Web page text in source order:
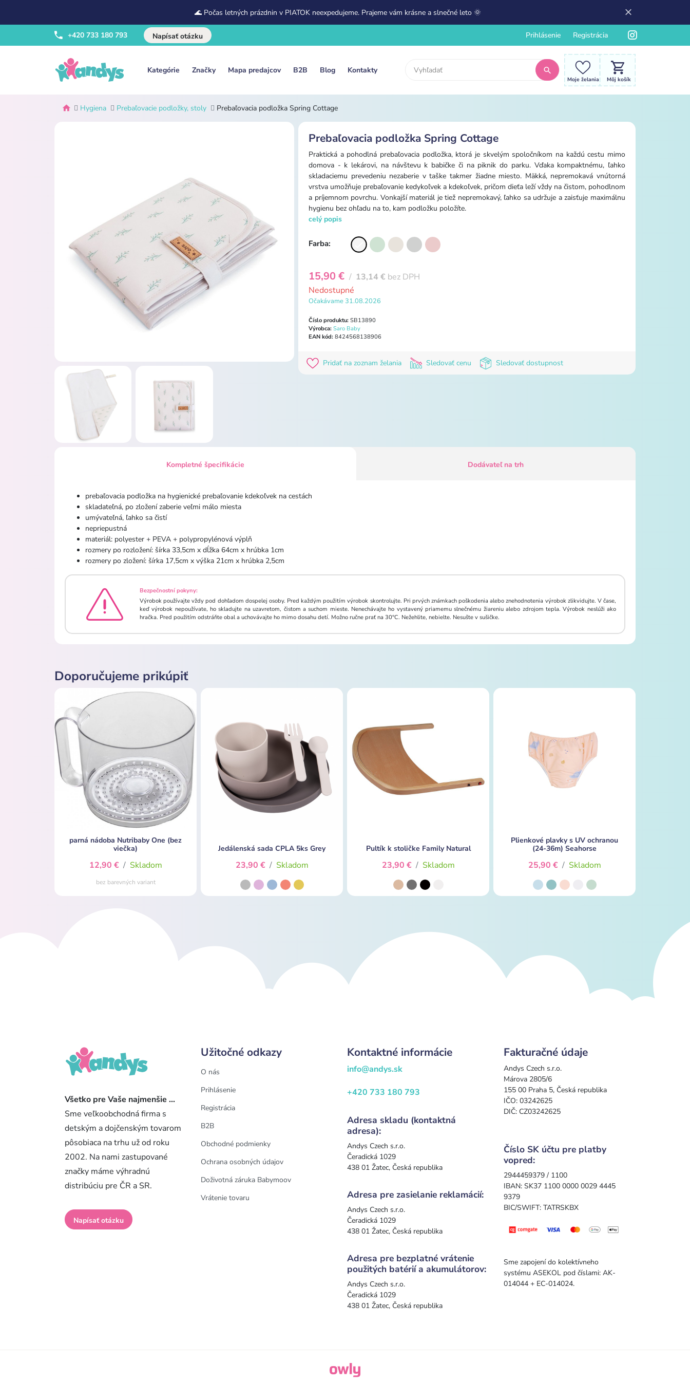
🌊 Počas letných prázdnin v PIATOK neexpedujeme. Prajeme vám krásne a slnečné leto 🌞
+420 733 180 793 Napísať otázku Prihlásenie Registrácia
Kategórie Značky Mapa predajcov B2B Blog Kontakty
Moje želania Môj košík
Hygiena Prebaľovacie podložky, stoly Prebaľovacia podložka Spring Cottage
Prebaľovacia podložka Spring Cottage
Praktická a pohodlná prebaľovacia podložka, ktorá je skvelým spoločníkom na každú cestu mimo
domova - k lekárovi, na návštevu k babičke či na piknik do parku. Vďaka kompaktnému, ľahko
skladaciemu prevedeniu nezaberie v taške takmer žiadne miesto. Mäkká, nepremokavá vnútorná
vrstva umožňuje prebaľovanie kedykoľvek a kdekoľvek, pričom dieťa leží vždy na čistom, pohodlnom
a príjemnom povrchu. Vonkajší materiál je tiež nepremokavý, ľahko sa udržuje a zaisťuje maximálnu
hygienu bez ohľadu na to, kam podložku položíte.
celý popis
Farba:
15,90 € / 13,14 € bez DPH
Nedostupné
Očakávame 31.08.2026
Číslo produktu: SB13890
Výrobca: Saro Baby
EAN kód: 8424568138906
Pridať na zoznam želania Sledovať cenu Sledovať dostupnost
Kompletné špecifikácie Dodávateľ na trh
prebaľovacia podložka na hygienické prebaľovanie kdekoľvek na cestách
skladateľná, po zložení zaberie veľmi málo miesta
umývateľná, ľahko sa čistí
nepriepustná
materiál: polyester + PEVA + polypropylénová výplň
rozmery po rozložení: šírka 33,5cm x dĺžka 64cm x hrúbka 1cm
rozmery po zložení: šírka 17,5cm x výška 21cm x hrúbka 2,5cm
Bezpečnostní pokyny:
Výrobok používajte vždy pod dohľadom dospelej osoby. Pred každým použitím výrobok skontrolujte. Pri prvých známkach poškodenia alebo znehodnotenia výrobok zlikvidujte. V čase,
keď výrobok nepoužívate, ho skladujte na uzavretom, čistom a suchom mieste. Nenechávajte ho vystavený priamemu slnečnému žiareniu alebo zdrojom tepla. Výrobok neslúži ako
hračka. Pred použitím odstráňte obal a uchovávajte ho mimo dosahu detí. Možno ručne prať na 30°C. Nežehlite, nebielte. Nesušte v sušičke.
Doporučujeme prikúpiť
parná nádoba Nutribaby One (bez
viečka)
12,90 € / Skladom
bez barevných variant
Jedálenská sada CPLA 5ks Grey
23,90 € / Skladom
Pultík k stoličke Family Natural
23,90 € / Skladom
Plienkové plavky s UV ochranou
(24-36m) Seahorse
25,90 € / Skladom
Všetko pre Vaše najmenšie ...
Sme veľkoobchodná firma s
detským a dojčenským tovarom
pôsobiaca na trhu už od roku
2002. Na nami zastupované
značky máme výhradnú
distribúciu pre ČR a SR.
Napísať otázku
Užitočné odkazy
O nás
Prihlásenie
Registrácia
B2B
Obchodné podmienky
Ochrana osobných údajov
Doživotná záruka Babymoov
Vrátenie tovaru
Kontaktné informácie
info@andys.sk
+420 733 180 793
Adresa skladu (kontaktná
adresa):
Andys Czech s.r.o.
Čeradická 1029
438 01 Žatec, Česká republika
Adresa pre zasielanie reklamácií:
Andys Czech s.r.o.
Čeradická 1029
438 01 Žatec, Česká republika
Adresa pre bezplatné vrátenie
použitých batérií a akumulátorov:
Andys Czech s.r.o.
Čeradická 1029
438 01 Žatec, Česká republika
Fakturačné údaje
Andys Czech s.r.o.
Márova 2805/6
155 00 Praha 5, Česká republika
IČO: 03242625
DIČ: CZ03242625
Číslo SK účtu pre platby
vopred:
2944459379 / 1100
IBAN: SK37 1100 0000 0029 4445
9379
BIC/SWIFT: TATRSKBX
Sme zapojení do kolektívneho
systému ASEKOL pod číslami: AK-
014044 + EC-014024.
owly.digital - Logo